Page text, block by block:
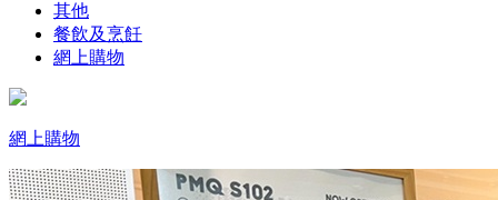
其他
餐飲及烹飪
網上購物
網上購物